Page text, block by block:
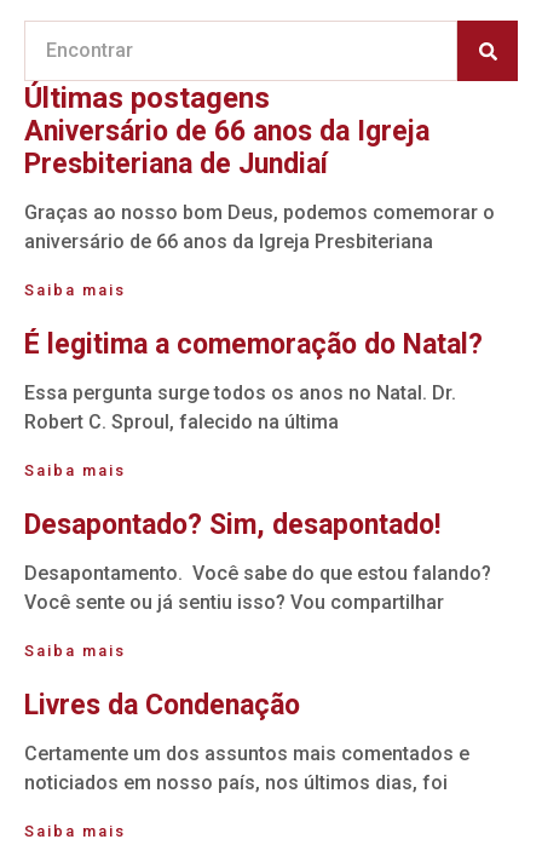
Últimas postagens
Aniversário de 66 anos da Igreja
Presbiteriana de Jundiaí
Graças ao nosso bom Deus, podemos comemorar o
aniversário de 66 anos da Igreja Presbiteriana
Saiba mais
É legitima a comemoração do Natal?
Essa pergunta surge todos os anos no Natal. Dr.
Robert C. Sproul, falecido na última
Saiba mais
Desapontado? Sim, desapontado!
Desapontamento. Você sabe do que estou falando?
Você sente ou já sentiu isso? Vou compartilhar
Saiba mais
Livres da Condenação
Certamente um dos assuntos mais comentados e
noticiados em nosso país, nos últimos dias, foi
Saiba mais